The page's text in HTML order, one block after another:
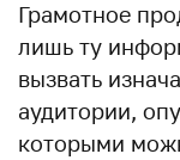
Грамотное
лишь ту
вызвать
аудитории,
которыми